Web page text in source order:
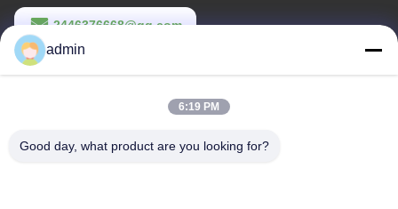
2446376668@qq.com
Werktijd
admin
6:19 PM
Good day, what product are you looking for?